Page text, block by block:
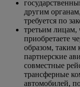
другим
требуется по
третьим лицам,
приобретаете
образом, таким
партнерские
совместные
трансферные
автомобилей,